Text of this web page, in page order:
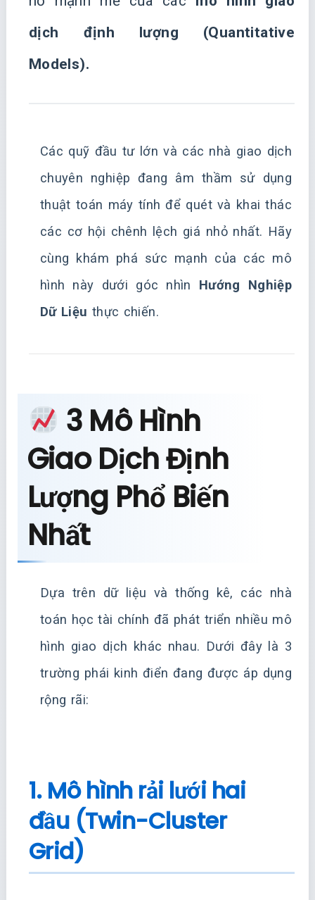
dịch định lượng (Quantitative
Models).
Các quỹ đầu tư lớn và các nhà giao dịch
chuyên nghiệp đang âm thầm sử dụng
thuật toán máy tính để quét và khai thác
các cơ hội chênh lệch giá nhỏ nhất. Hãy
cùng khám phá sức mạnh của các mô
hình này dưới góc nhìn Hướng Nghiệp
Dữ Liệu thực chiến.
3 Mô Hình
Giao Dịch Định
Lượng Phổ Biến
Nhất
Dựa trên dữ liệu và thống kê, các nhà
toán học tài chính đã phát triển nhiều mô
hình giao dịch khác nhau. Dưới đây là 3
trường phái kinh điển đang được áp dụng
rộng rãi:
1. Mô hình rải lưới hai
đầu (Twin-Cluster
Grid)